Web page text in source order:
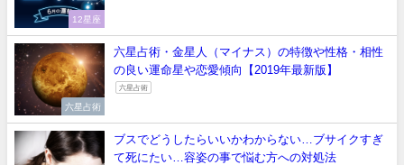
12星座
六星占術
六星占術・金星人（マイナス）の特徴や性格・相性
の良い運命星や恋愛傾向【2019年最新版】
六星占術
ブスでどうしたらいいかわからない…ブサイクすぎ
て死にたい…容姿の事で悩む方への対処法